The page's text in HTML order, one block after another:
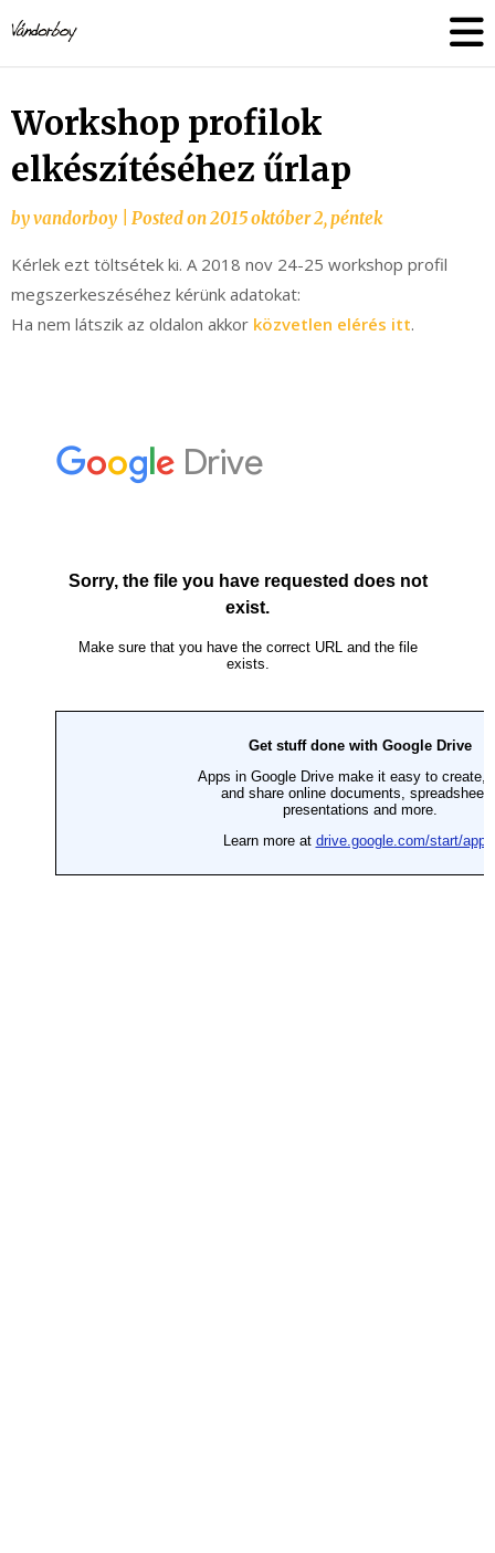
to
content
Workshop profilok
elkészítéséhez űrlap
byvandorboy Posted on2015 október 2, péntek
Kérlek ezt töltsétek ki. A 2018 nov 24-25 workshop profil
megszerkeszéséhez kérünk adatokat:
Ha nem látszik az oldalon akkor közvetlen elérés itt.